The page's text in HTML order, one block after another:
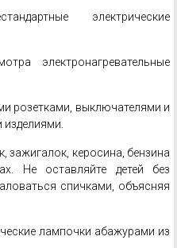
электрические
электронагревательные
розетками, выключателями и
зажигалок, керосина, бензина
Не оставляйте детей без
спичками, объясняя
лампочки абажурами из